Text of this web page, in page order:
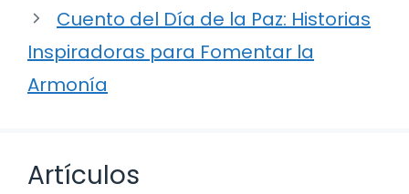
Cuento del Día de la Paz: Historias
Inspiradoras para Fomentar la
Armonía
Artículos